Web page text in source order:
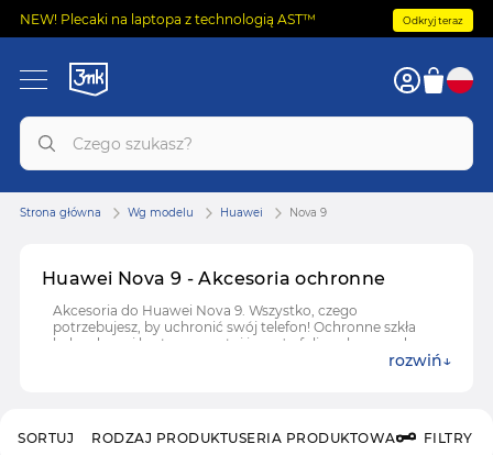
NEW! Plecaki na laptopa z technologią AST™ Odkryj teraz
Huawei Nova 9 - Akcesoria ochronne
Akcesoria do Huawei Nova 9. Wszystko, czego
potrzebujesz, by uchronić swój telefon! Ochronne szkła
hybrydowe i hartowane, etui i case'y, folie ochronne do
rozwiń
Strona główna Wg modelu Huawei Nova 9
RODZAJ PRODUKTUSERIA PRODUKTOWA FILTRY
SORTUJ